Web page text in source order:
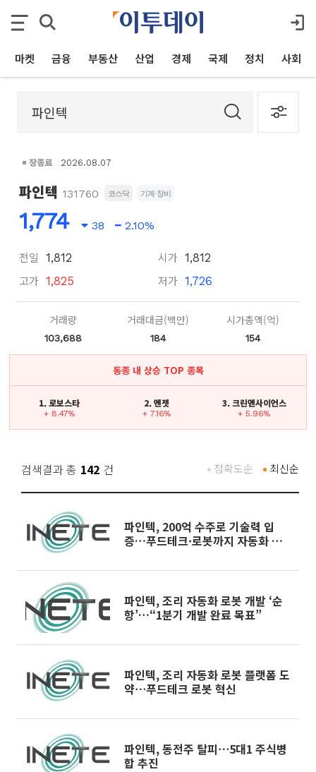
마켓 금융 부동산 산업 경제 국제 정치 사회
장종료 2026.08.07
파인텍 131760 코스닥 기계·장비
1,774 38 2.10%
전일 1,812
고가 1,825
시가 1,812
저가 1,726
거래량
103,688
거래대금(백만)
184
시가총액(억)
154
동종 내 상승 TOP 종목
1. 로보스타
+ 8.47%
2. 엔젯
+ 7.16%
3. 크린앤사이언스
+ 5.96%
검색결과 총 142 건 최신순
정확도순
파인텍, 200억 수주로 기술력 입
증…푸드테크·로봇까지 자동화 기
파인텍, 조리 자동화 로봇 개발 ‘순
항’…“1분기 개발 완료 목표”
파인텍, 조리 자동화 로봇 플랫폼 도
약⋯푸드테크 로봇 혁신
파인텍, 동전주 탈피⋯5대1 주식병
합 추진